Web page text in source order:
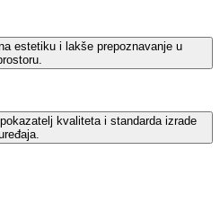
estetiku i lakše prepoznavanje u
kvaliteta i standarda izrade